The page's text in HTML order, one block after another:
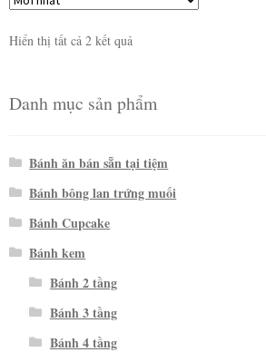
Hiển thị tất cả 2 kết quả
Danh mục sản phẩm
Bánh ăn bán sẵn tại tiệm
Bánh bông lan trứng muối
Bánh Cupcake
Bánh kem
Bánh 2 tầng
Bánh 3 tầng
Bánh 4 tầng